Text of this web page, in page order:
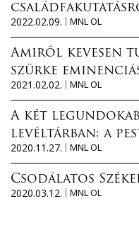
2022.02.09.
MNL OL
Amiről kevesen
szürke
2021.02.02.
MNL OL
A két
levéltárban: a
2020.11.27.
MNL OL
Csodálatos
2020.03.12.
MNL OL